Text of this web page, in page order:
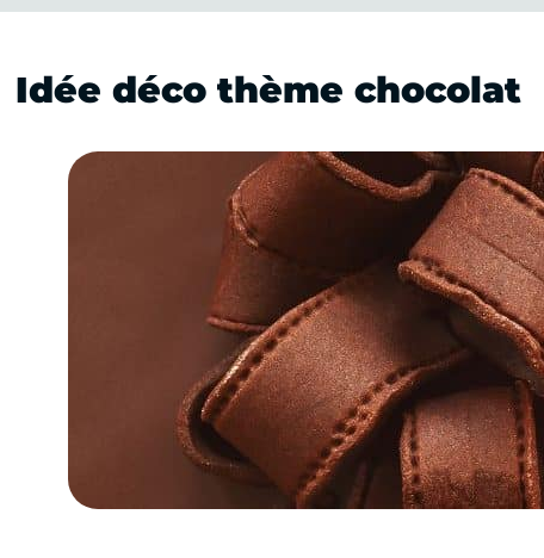
Idée déco thème chocolat